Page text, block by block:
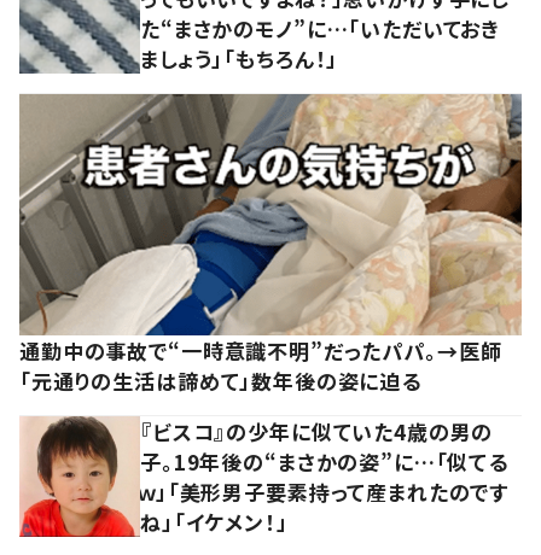
た“まさかのモノ”に…「いただいておき
ましょう」「もちろん！」
通勤中の事故で“一時意識不明”だったパパ。→医師
「元通りの生活は諦めて」数年後の姿に迫る
『ビスコ』の少年に似ていた4歳の男の
子。19年後の“まさかの姿”に…「似てる
ｗ」「美形男子要素持って産まれたのです
ね」「イケメン！」